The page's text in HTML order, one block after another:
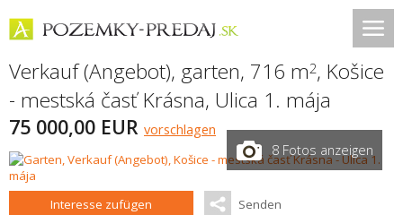
Verkauf (Angebot), garten, 716 m2, Košice
- mestská časť Krásna, Ulica 1. mája
75 000,00 EUR vorschlagen
8 Fotos anzeigen
Interesse zufügen Senden